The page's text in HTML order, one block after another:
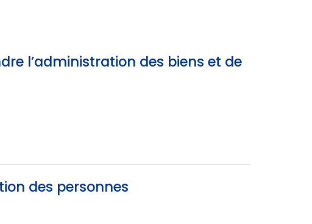
l’administration des biens et de
des personnes